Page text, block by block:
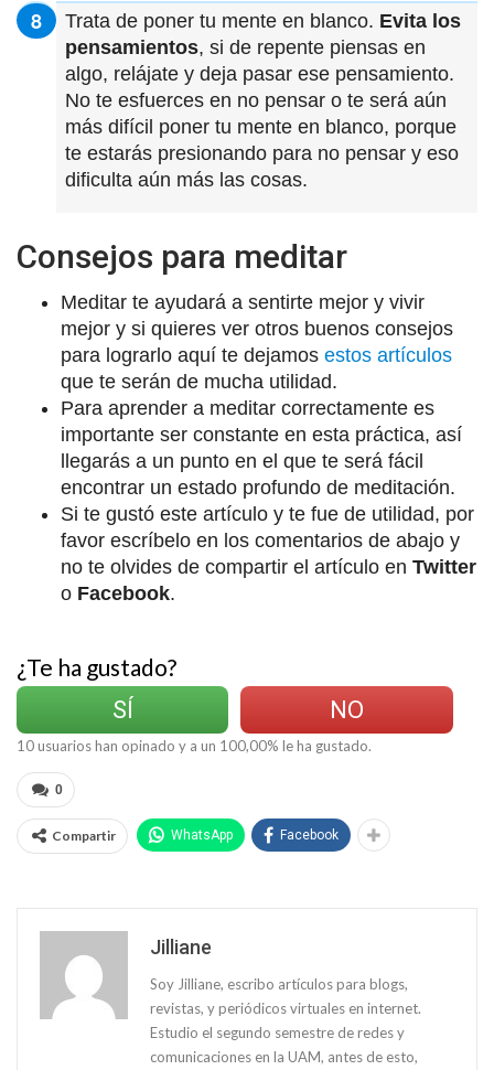
Trata de poner tu mente en blanco. Evita los
pensamientos, si de repente piensas en
algo, relájate y deja pasar ese pensamiento.
No te esfuerces en no pensar o te será aún
más difícil poner tu mente en blanco, porque
te estarás presionando para no pensar y eso
dificulta aún más las cosas.
Consejos para meditar
Meditar te ayudará a sentirte mejor y vivir
mejor y si quieres ver otros buenos consejos
para lograrlo aquí te dejamos estos artículos
que te serán de mucha utilidad.
Para aprender a meditar correctamente es
importante ser constante en esta práctica, así
llegarás a un punto en el que te será fácil
encontrar un estado profundo de meditación.
Si te gustó este artículo y te fue de utilidad, por
favor escríbelo en los comentarios de abajo y
no te olvides de compartir el artículo en Twitter
o Facebook.
¿Te ha gustado?
SÍ
NO
10usuarios han opinado y a un 100,00% le ha gustado.
0
Compartir WhatsApp Facebook
Jilliane
Soy Jilliane, escribo artículos para blogs,
revistas, y periódicos virtuales en internet.
Estudio el segundo semestre de redes y
comunicaciones en la UAM, antes de esto,